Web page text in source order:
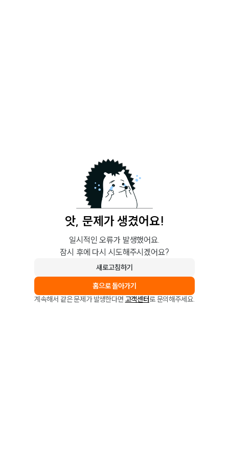
앗, 문제가 생겼어요!
일시적인 오류가 발생했어요.
잠시 후에 다시 시도해주시겠어요?
새로고침하기
홈으로 돌아가기
계속해서 같은 문제가 발생한다면 고객센터로 문의해주세요.